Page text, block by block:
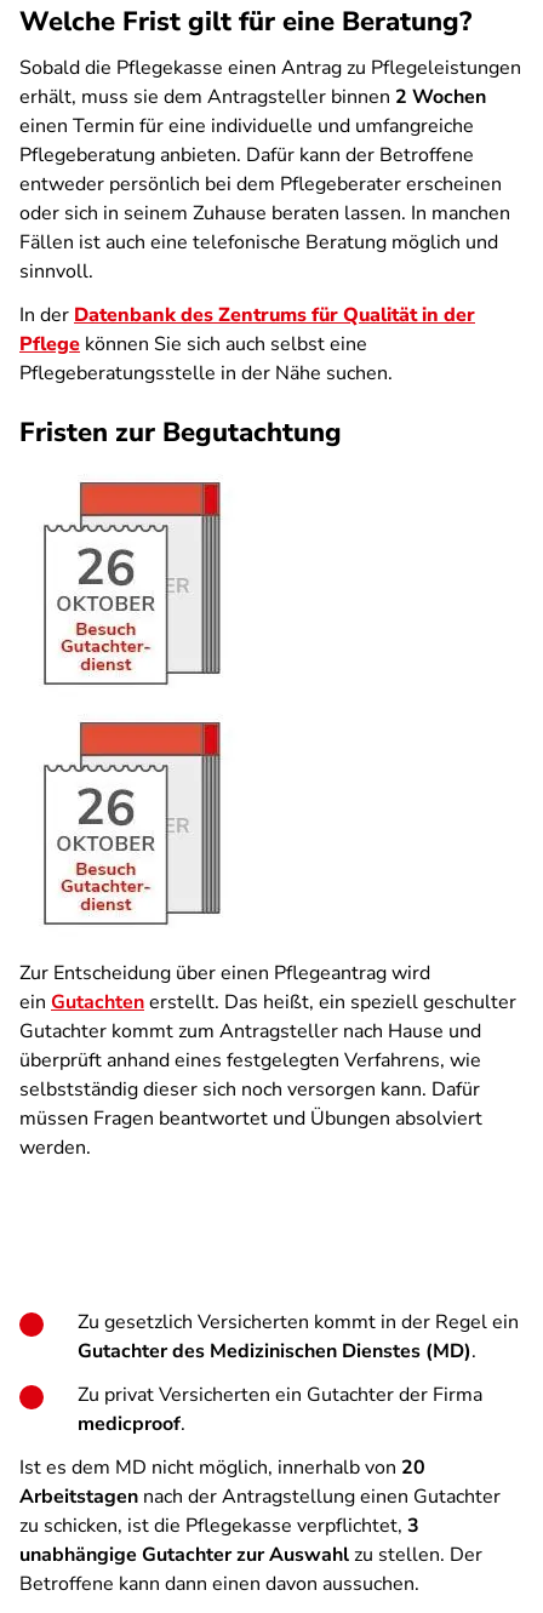
Welche Frist gilt für eine Beratung?
Sobald die Pflegekasse einen Antrag zu Pflegeleistungen
erhält, muss sie dem Antragsteller binnen 2 Wochen
einen Termin für eine individuelle und umfangreiche
Pflegeberatung anbieten. Dafür kann der Betroffene
entweder persönlich bei dem Pflegeberater erscheinen
oder sich in seinem Zuhause beraten lassen. In manchen
Fällen ist auch eine telefonische Beratung möglich und
sinnvoll.
In der Datenbank des Zentrums für Qualität in der
Pflege können Sie sich auch selbst eine
Pflegeberatungsstelle in der Nähe suchen.
Fristen zur Begutachtung
Zur Entscheidung über einen Pflegeantrag wird
ein Gutachtenerstellt. Das heißt, ein speziell geschulter
Gutachter kommt zum Antragsteller nach Hause und
überprüft anhand eines festgelegten Verfahrens, wie
selbstständig dieser sich noch versorgen kann. Dafür
müssen Fragen beantwortet und Übungen absolviert
werden.
Zu gesetzlich Versicherten kommt in der Regel ein
Gutachter des Medizinischen Dienstes (MD).
Zu privat Versicherten ein Gutachter der Firma
medicproof.
Ist es dem MD nicht möglich, innerhalb von 20
Arbeitstagen nach der Antragstellung einen Gutachter
zu schicken, ist die Pflegekasse verpflichtet, 3
unabhängige Gutachter zur Auswahlzu stellen. Der
Betroffene kann dann einen davon aussuchen.